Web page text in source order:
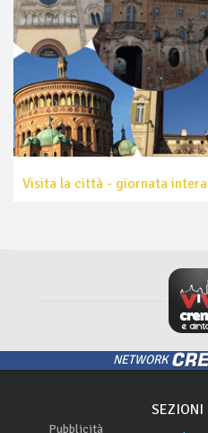
Visita la città - giornata intera
NETWORK
Pubblicità
SEZIONI